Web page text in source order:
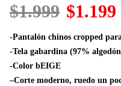
$1.999 El
precio
era:
$1.199
-Pantalón chinos cropped
-Tela gabardina (97%
-Color bEIGE
–Corte moderno, ruedo un